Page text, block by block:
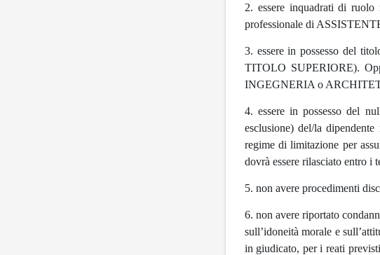
2. essere inquadrati di
professionale di
3. essere in possesso del
TITOLO SUPERIORE).
INGEGNERIA o
4. essere in possesso del
esclusione) del/la
regime di limitazione per
dovrà essere rilasciato entro i
5. non avere procedimenti
6. non avere riportato
sull’idoneità morale e
in giudicato, per i reati